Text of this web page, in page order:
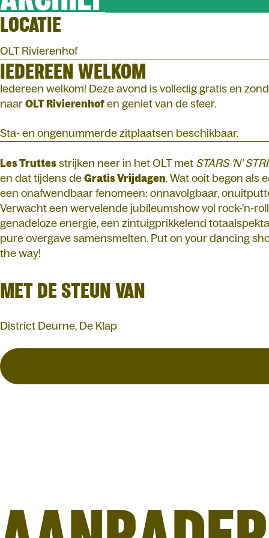
LOCATIE
OLT Rivierenhof
IEDEREEN WELKOM
Iedereen welkom! Deze avond is volledig gratis en
naar OLT Rivierenhof en geniet van de sfeer.
Sta- en ongenummerde zitplaatsen beschikbaar.
Les Truttes strijken neer in het OLT met STARS ’N’
en dat tijdens de Gratis Vrijdagen. Wat ooit begon als
een onafwendbaar fenomeen: onnavolgbaar,
Verwacht een wervelende jubileumshow vol rock-’n-
genadeloze energie, een zintuigprikkelend
pure overgave samensmelten. Put on your dancing
the way!
MET DE STEUN VAN
District Deurne, De Klap